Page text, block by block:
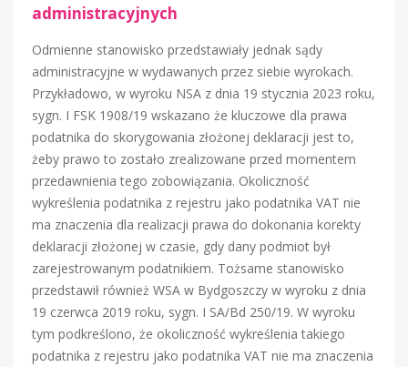
administracyjnych
Odmienne stanowisko przedstawiały jednak sądy
administracyjne w wydawanych przez siebie wyrokach.
Przykładowo, w wyroku NSA z dnia 19 stycznia 2023 roku,
sygn. I FSK 1908/19 wskazano że kluczowe dla prawa
podatnika do skorygowania złożonej deklaracji jest to,
żeby prawo to zostało zrealizowane przed momentem
przedawnienia tego zobowiązania. Okoliczność
wykreślenia podatnika z rejestru jako podatnika VAT nie
ma znaczenia dla realizacji prawa do dokonania korekty
deklaracji złożonej w czasie, gdy dany podmiot był
zarejestrowanym podatnikiem. Tożsame stanowisko
przedstawił również WSA w Bydgoszczy w wyroku z dnia
19 czerwca 2019 roku, sygn. I SA/Bd 250/19. W wyroku
tym podkreślono, że okoliczność wykreślenia takiego
podatnika z rejestru jako podatnika VAT nie ma znaczenia